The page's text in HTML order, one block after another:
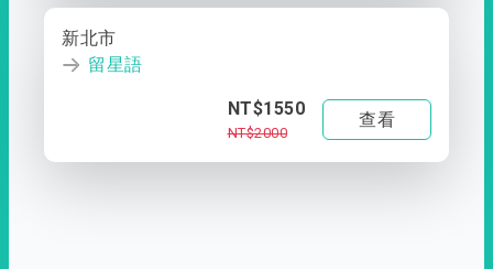
新北市
留星語
NT$1550
NT$2000
查看